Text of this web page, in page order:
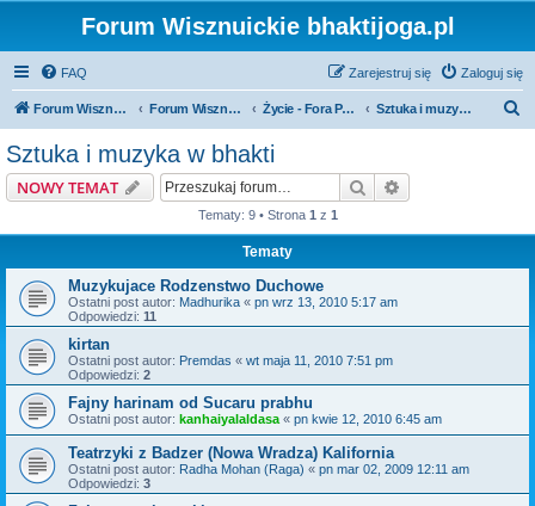
Forum Wisznuickie bhaktijoga.pl
FAQ Zaloguj się
Zarejestruj się
Forum Wisznuickie forum.bhaktijoga.pl Forum Wisznuickie forum.bhaktijoga.pl Życie - Fora Publiczne Sztuka i muzyka w bhakti
Sztuka i muzyka w bhakti
NOWY TEMAT Szukaj
Tematy: 9 • Strona 1 z 1
Tematy
Muzykujace Rodzenstwo Duchowe
Ostatni post autor: Madhurika « pn wrz 13, 2010 5:17 am
Odpowiedzi: 11
kirtan
Ostatni post autor: Premdas « wt maja 11, 2010 7:51 pm
Odpowiedzi: 2
Fajny harinam od Sucaru prabhu
Ostatni post autor: kanhaiyalaldasa « pn kwie 12, 2010 6:45 am
Teatrzyki z Badzer (Nowa Wradza) Kalifornia
Ostatni post autor: Radha Mohan (Raga) « pn mar 02, 2009 12:11 am
Odpowiedzi: 3